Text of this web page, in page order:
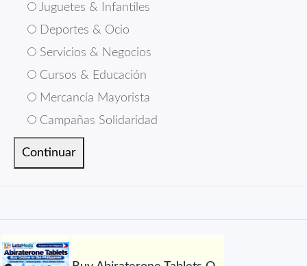
Juguetes & Infantiles
Deportes & Ocio
Servicios & Negocios
Cursos & Educación
Mercancía Mayorista
Campañas Solidaridad